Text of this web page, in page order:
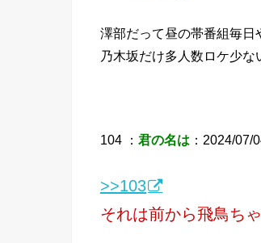
澤部だって昼の帯番組毎日
乃木坂だけ多人数ロケ少
104 ： 君の名は ：2024/07/
>>103
それは前から飛鳥ち